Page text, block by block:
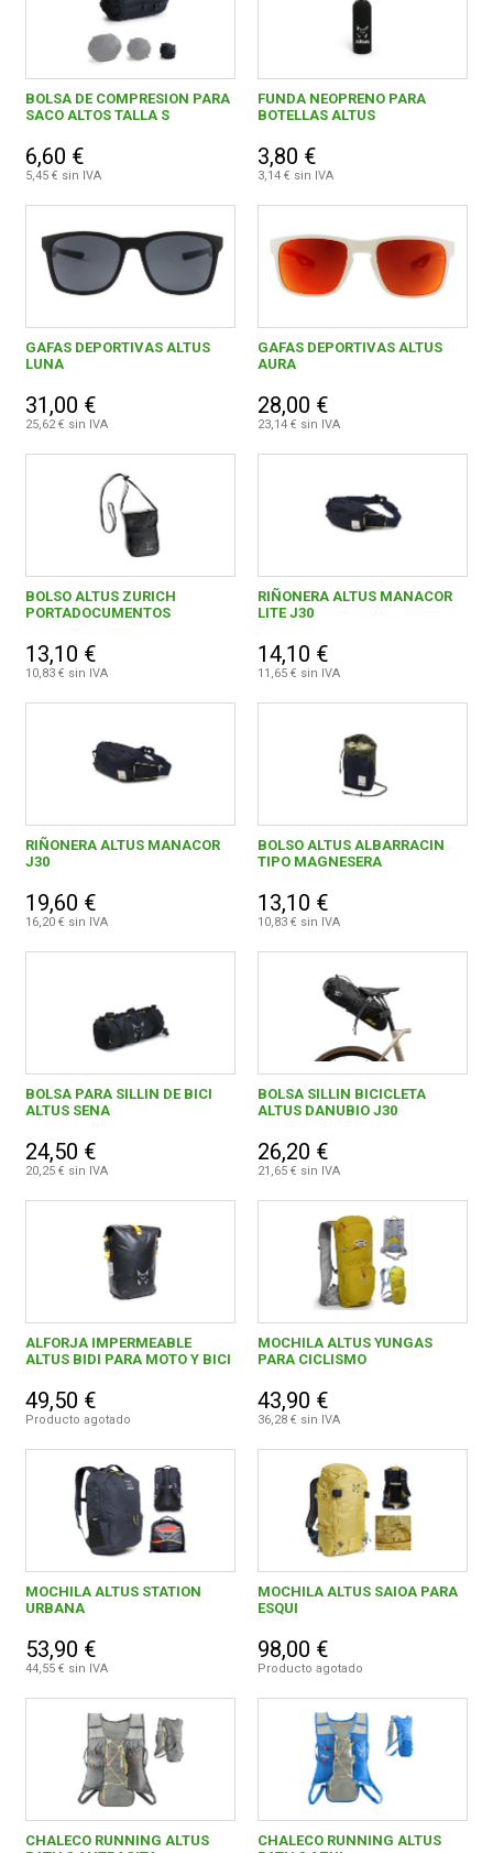
BOLSA DE COMPRESION PARA
SACO ALTOS TALLA S
6,60 €
5,45 € sin IVA
FUNDA NEOPRENO PARA
BOTELLAS ALTUS
3,80 €
3,14 € sin IVA
GAFAS DEPORTIVAS ALTUS
LUNA
31,00 €
25,62 € sin IVA
GAFAS DEPORTIVAS ALTUS
AURA
28,00 €
23,14 € sin IVA
BOLSO ALTUS ZURICH
PORTADOCUMENTOS
13,10 €
10,83 € sin IVA
RIÑONERA ALTUS MANACOR
LITE J30
14,10 €
11,65 € sin IVA
RIÑONERA ALTUS MANACOR
J30
19,60 €
16,20 € sin IVA
BOLSO ALTUS ALBARRACIN
TIPO MAGNESERA
13,10 €
10,83 € sin IVA
BOLSA PARA SILLIN DE BICI
ALTUS SENA
24,50 €
20,25 € sin IVA
BOLSA SILLIN BICICLETA
ALTUS DANUBIO J30
26,20 €
21,65 € sin IVA
ALFORJA IMPERMEABLE
ALTUS BIDI PARA MOTO Y BICI
49,50 €
Producto agotado
MOCHILA ALTUS YUNGAS
PARA CICLISMO
43,90 €
36,28 € sin IVA
MOCHILA ALTUS STATION
URBANA
53,90 €
44,55 € sin IVA
MOCHILA ALTUS SAIOA PARA
ESQUI
98,00 €
Producto agotado
CHALECO RUNNING ALTUS
CHALECO RUNNING ALTUS